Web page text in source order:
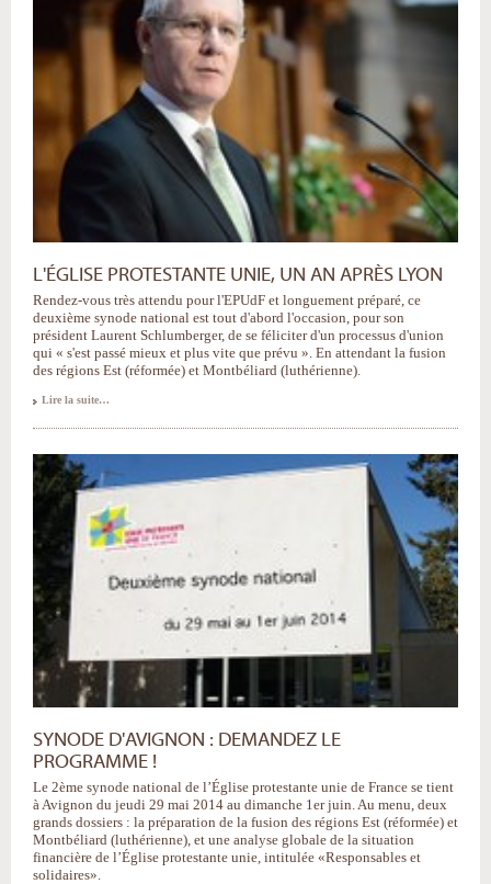
L'ÉGLISE PROTESTANTE UNIE, UN AN APRÈS LYON
Rendez-vous très attendu pour l'EPUdF et longuement préparé, ce
deuxième synode national est tout d'abord l'occasion, pour son
président Laurent Schlumberger, de se féliciter d'un processus d'union
qui « s'est passé mieux et plus vite que prévu ». En attendant la fusion
des régions Est (réformée) et Montbéliard (luthérienne).
Lire la suite…
SYNODE D'AVIGNON : DEMANDEZ LE
PROGRAMME !
Le 2ème synode national de l’Église protestante unie de France se tient
à Avignon du jeudi 29 mai 2014 au dimanche 1er juin. Au menu, deux
grands dossiers : la préparation de la fusion des régions Est (réformée) et
Montbéliard (luthérienne), et une analyse globale de la situation
financière de l’Église protestante unie, intitulée «Responsables et
solidaires».